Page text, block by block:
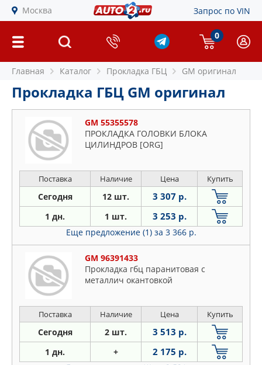
Москва Запрос по VIN
0
Главная Каталог Прокладка ГБЦ GM оригинал
Прокладка ГБЦ GM оригинал
GM 55355578
ПРОКЛАДКА ГОЛОВКИ БЛОКА
ЦИЛИНДРОВ [ORG]
Поставка Наличие Цена Купить
Сегодня 12 шт. 3 307 р.
1 дн. 1 шт. 3 253 р.
Еще предложение (1) за 3 366 р.
GM 96391433
Пpoклaдкa гбц пapaнитoвaя c
мeтaллич oкaнтoвкoй
Поставка Наличие Цена Купить
Сегодня 2 шт. 3 513 р.
1 дн. + 2 175 р.